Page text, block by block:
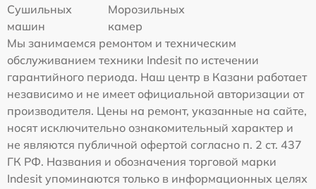
Сушильных
машин
Морозильных
камер
Мы занимаемся ремонтом и техническим
обслуживанием техники Indesit по истечении
гарантийного периода. Наш центр в Казани работает
независимо и не имеет официальной авторизации от
производителя. Цены на ремонт, указанные на сайте,
носят исключительно ознакомительный характер и
не являются публичной офертой согласно п. 2 ст. 437
ГК РФ. Названия и обозначения торговой марки
Indesit упоминаются только в информационных целях